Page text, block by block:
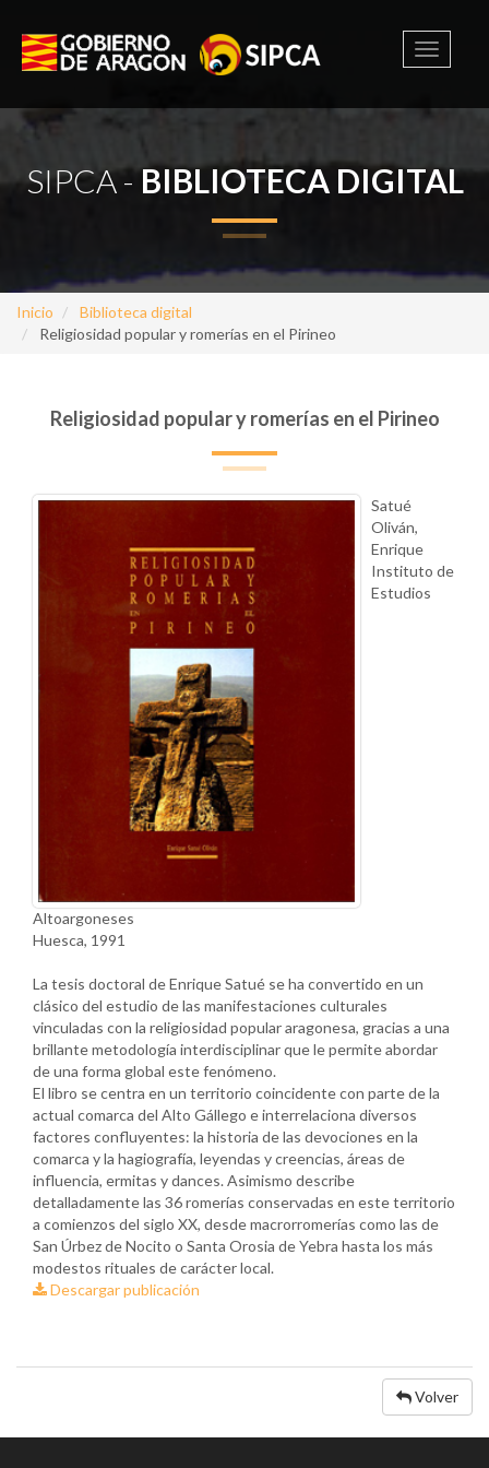
Toggle
SIPCA -BIBLIOTECA DIGITAL
Inicio
Biblioteca digital
Religiosidad popular y romerías en el Pirineo
Religiosidad popular y romerías en el Pirineo
Satué
Oliván,
Enrique
Instituto de
Estudios
Altoargoneses
Huesca, 1991
La tesis doctoral de Enrique Satué se ha convertido en un
clásico del estudio de las manifestaciones culturales
vinculadas con la religiosidad popular aragonesa, gracias a una
brillante metodología interdisciplinar que le permite abordar
de una forma global este fenómeno.
El libro se centra en un territorio coincidente con parte de la
actual comarca del Alto Gállego e interrelaciona diversos
factores confluyentes: la historia de las devociones en la
comarca y la hagiografía, leyendas y creencias, áreas de
influencia, ermitas y dances. Asimismo describe
detalladamente las 36 romerías conservadas en este territorio
a comienzos del siglo XX, desde macrorromerías como las de
San Úrbez de Nocito o Santa Orosia de Yebra hasta los más
modestos rituales de carácter local.
Descargar publicación
Volver